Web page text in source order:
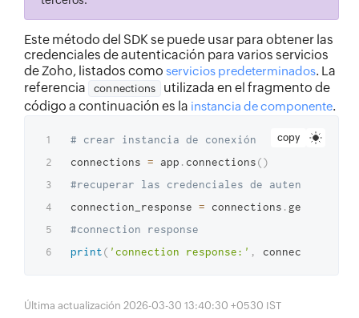
Este método del SDK se puede usar para obtener las
credenciales de autenticación para varios servicios
de Zoho, listados como servicios predeterminados. La
referencia
connections
utilizada en el fragmento de
código a continuación es la instancia de componente.
copy
# crear instancia de conexión
connections = app . connections()
#recuperar las credenciales de
connection_response = connections .
#connection response
print( 'connection response:' ,
Última actualización 2026-03-30 13:40:30 +0530 IST